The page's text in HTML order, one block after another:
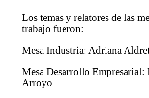
Los temas y relatores de las
trabajo fueron:
Mesa Industria: Adriana
Mesa Desarrollo Empresarial:
Arroyo